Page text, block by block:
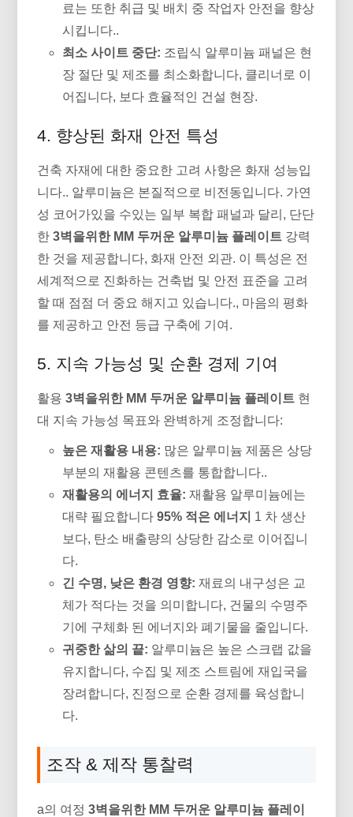
료는 또한 취급 및 배치 중 작업자 안전을 향상
시킵니다..
최소 사이트 중단: 조립식 알루미늄 패널은 현
장 절단 및 제조를 최소화합니다, 클리너로 이
어집니다, 보다 효율적인 건설 현장.
4. 향상된 화재 안전 특성
건축 자재에 대한 중요한 고려 사항은 화재 성능입
니다.. 알루미늄은 본질적으로 비전동입니다. 가연
성 코어가있을 수있는 일부 복합 패널과 달리, 단단
한3벽을위한 MM 두꺼운 알루미늄 플레이트 강력
한 것을 제공합니다, 화재 안전 외관. 이 특성은 전
세계적으로 진화하는 건축법 및 안전 표준을 고려
할 때 점점 더 중요 해지고 있습니다., 마음의 평화
를 제공하고 안전 등급 구축에 기여.
5. 지속 가능성 및 순환 경제 기여
활용3벽을위한 MM 두꺼운 알루미늄 플레이트 현
대 지속 가능성 목표와 완벽하게 조정합니다:
높은 재활용 내용: 많은 알루미늄 제품은 상당
부분의 재활용 콘텐츠를 통합합니다..
재활용의 에너지 효율: 재활용 알루미늄에는
대략 필요합니다95% 적은 에너지 1 차 생산
보다, 탄소 배출량의 상당한 감소로 이어집니
다.
긴 수명, 낮은 환경 영향: 재료의 내구성은 교
체가 적다는 것을 의미합니다, 건물의 수명주
기에 구체화 된 에너지와 폐기물을 줄입니다.
귀중한 삶의 끝: 알루미늄은 높은 스크랩 값을
유지합니다, 수집 및 제조 스트림에 재입국을
장려합니다, 진정으로 순환 경제를 육성합니
다.
조작 & 제작 통찰력
a의 여정3벽을위한 MM 두꺼운 알루미늄 플레이